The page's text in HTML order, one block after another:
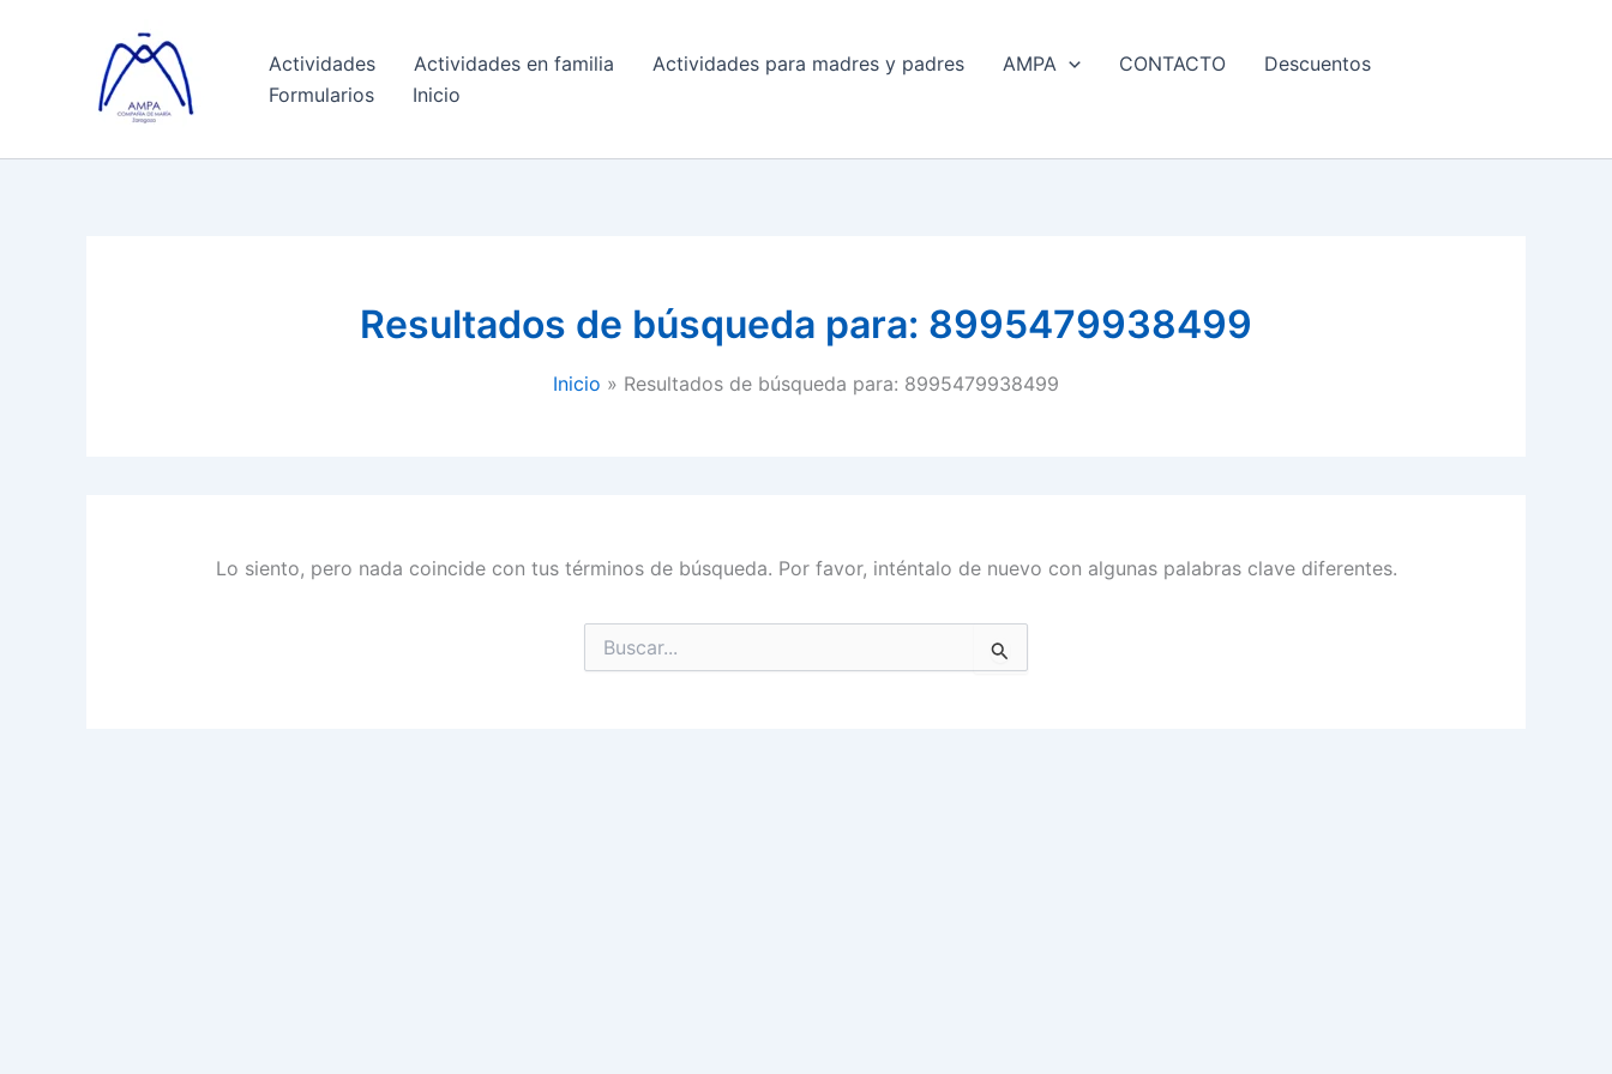
Actividades Actividades en familia Actividades para madres y padres AMPA CONTACTO
Descuentos
Formularios
Inicio
Resultados de búsqueda para: 8995479938499
Inicio Resultados de búsqueda para: 8995479938499
Lo siento, pero nada coincide con tus términos de búsqueda. Por favor, inténtalo de nuevo con algunas palabras clave diferentes.
por: